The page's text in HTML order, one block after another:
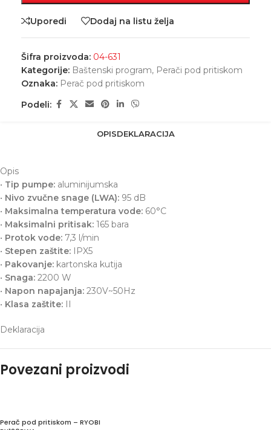
Uporedi Dodaj na listu želja
Šifra proizvoda: 04-631
Kategorije: Baštenski program, Perači pod pritiskom
Oznaka: Perač pod pritiskom
Podeli:
OPISDEKLARACIJA
Opis
• Tip pumpe: aluminijumska
• Nivo zvučne snage (LWA): 95 dB
• Maksimalna temperatura vode: 60°C
• Maksimalni pritisak: 165 bara
• Protok vode: 7,3 l/min
• Stepen zaštite: IPX5
• Pakovanje: kartonska kutija
• Snaga: 2200 W
• Napon napajanja: 230V~50Hz
• Klasa zaštite: II
Deklaracija
Povezani proizvodi
Perač pod pritiskom – RYOBI